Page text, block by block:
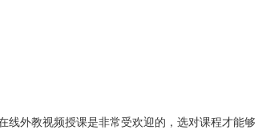
外教视频授课是非常受欢迎的，选对课程才能够